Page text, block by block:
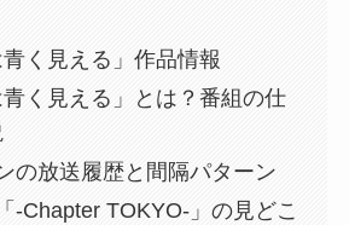
青く見える」作品情報
青く見える」とは？番組の仕
の放送履歴と間隔パターン
-Chapter TOKYO-」の見どこ